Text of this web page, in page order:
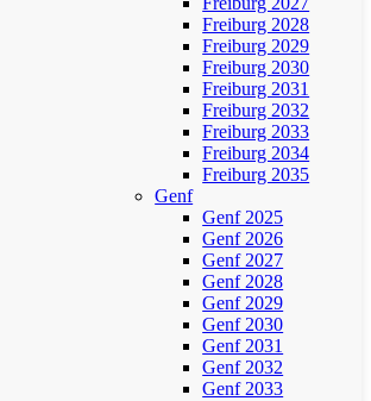
Freiburg 2028
Freiburg 2029
Freiburg 2030
Freiburg 2031
Freiburg 2032
Freiburg 2033
Freiburg 2034
Freiburg 2035
Genf
Genf 2025
Genf 2026
Genf 2027
Genf 2028
Genf 2029
Genf 2030
Genf 2031
Genf 2032
Genf 2033